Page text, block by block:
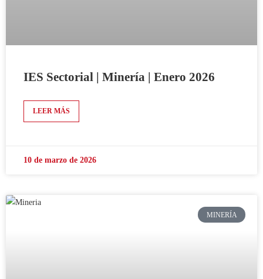
IES Sectorial | Minería | Enero 2026
LEER MÁS
10 de marzo de 2026
MINERÍA